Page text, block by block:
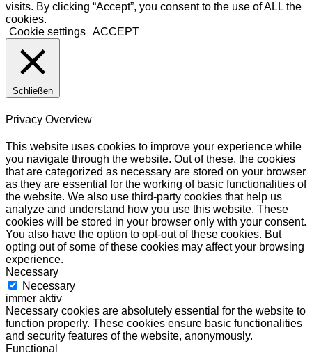
visits. By clicking “Accept”, you consent to the use of ALL the
cookies.
Cookie settings ACCEPT
Schließen
Privacy Overview
This website uses cookies to improve your experience while
you navigate through the website. Out of these, the cookies
that are categorized as necessary are stored on your browser
as they are essential for the working of basic functionalities of
the website. We also use third-party cookies that help us
analyze and understand how you use this website. These
cookies will be stored in your browser only with your consent.
You also have the option to opt-out of these cookies. But
opting out of some of these cookies may affect your browsing
experience.
Necessary
Necessary
immer aktiv
Necessary cookies are absolutely essential for the website to
function properly. These cookies ensure basic functionalities
and security features of the website, anonymously.
Functional